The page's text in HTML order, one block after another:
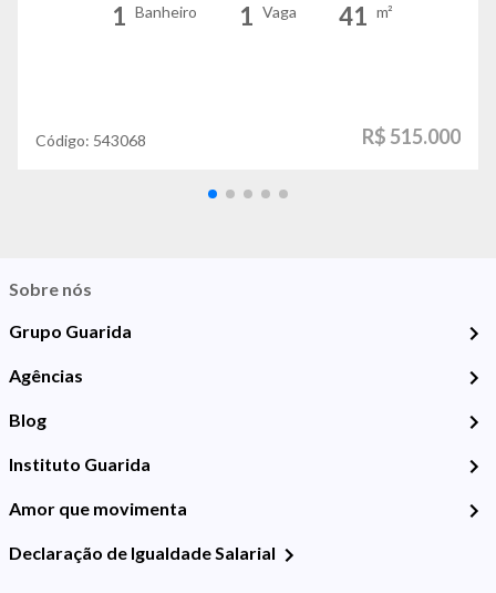
1 Banheiro 1 Vaga 41 m²
Código: 543068 R$ 515.000
Sobre nós
Grupo Guarida
Agências
Blog
Instituto Guarida
Amor que movimenta
Declaração de Igualdade Salarial